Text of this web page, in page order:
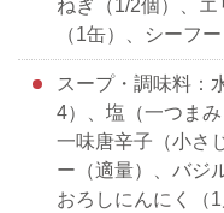
ねぎ（1/2個）、
（1缶）、シーフ
スープ・調味料：
4）、塩（一つま
一味唐辛子（小さ
ー（適量）、バジ
おろしにんにく（1